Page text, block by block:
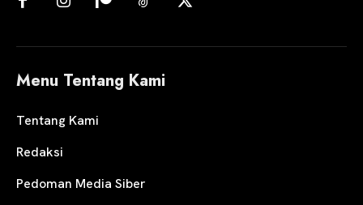
Menu Tentang Kami
Tentang Kami
Redaksi
Pedoman Media Siber